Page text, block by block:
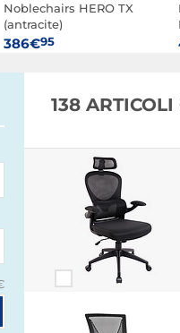
Noblechairs HERO TX
(antracite)
386€95
138